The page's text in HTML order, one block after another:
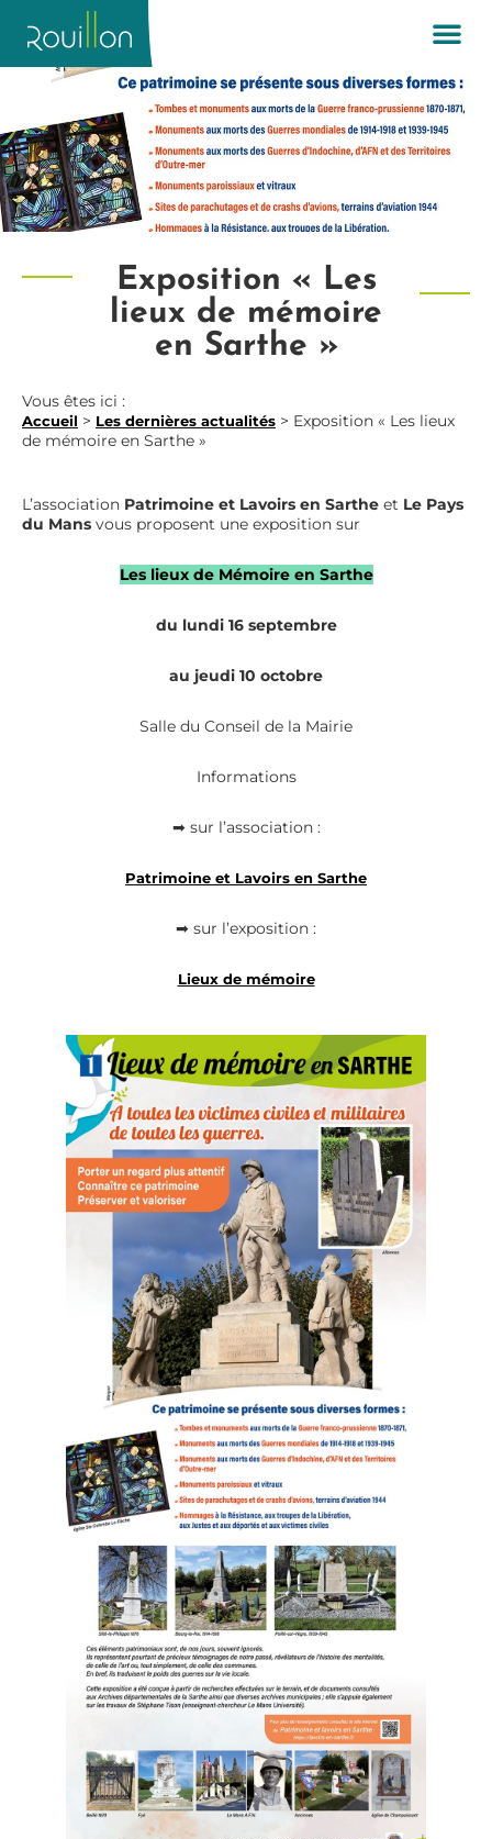
Exposition « Les
lieux de mémoire
en Sarthe »
Vous êtes ici :
Accueil > Les dernières actualités > Exposition « Les lieux
de mémoire en Sarthe »
L’association Patrimoine et Lavoirs en Sarthe et Le Pays
du Mans vous proposent une exposition sur
Les lieux de Mémoire en Sarthe
du lundi 16 septembre
au jeudi 10 octobre
Salle du Conseil de la Mairie
Informations
➡ sur l’association :
Patrimoine et Lavoirs en Sarthe
➡ sur l’exposition :
Lieux de mémoire